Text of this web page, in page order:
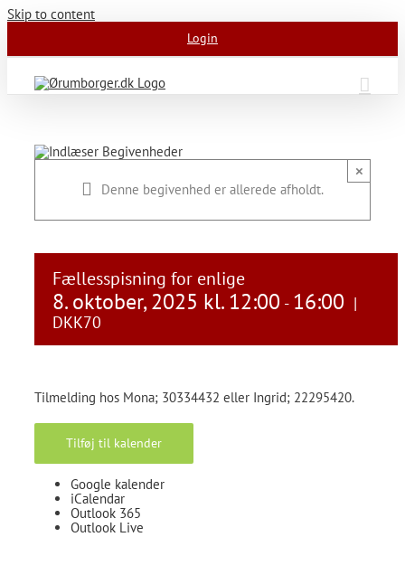
Skip to content
Login
Denne begivenhed er allerede afholdt.
×
Fællesspisning for enlige
8. oktober, 2025 kl. 12:00 - 16:00 |
DKK70
Tilmelding hos Mona; 30334432 eller Ingrid; 22295420.
Tilføj til kalender
Google kalender
iCalendar
Outlook 365
Outlook Live